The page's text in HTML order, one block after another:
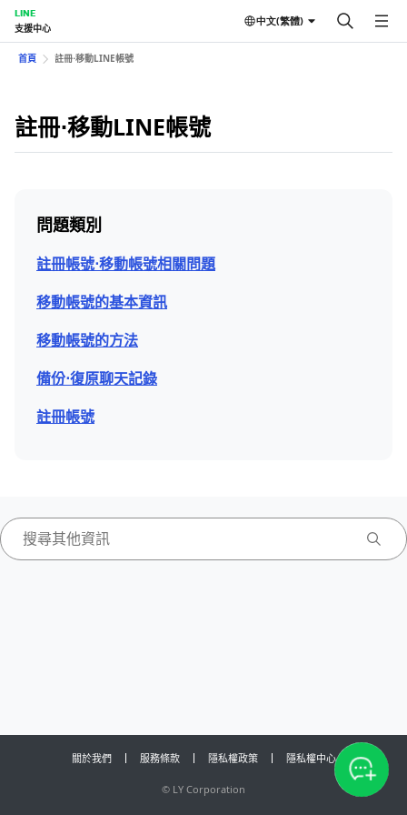
LINE
支援中心
中文(繁體)
首頁 註冊⋅移動LINE帳號
註冊⋅移動LINE帳號
問題類別
註冊帳號⋅移動帳號相關問題
移動帳號的基本資訊
移動帳號的方法
備份⋅復原聊天記錄
註冊帳號
關於我們 服務條款 隱私權政策 隱私權中心
© LY Corporation